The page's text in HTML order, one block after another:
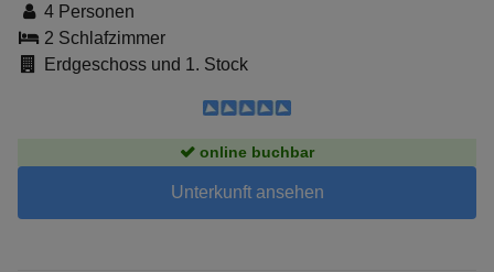
4 Personen
2 Schlafzimmer
Erdgeschoss und 1. Stock
online buchbar
Unterkunft ansehen